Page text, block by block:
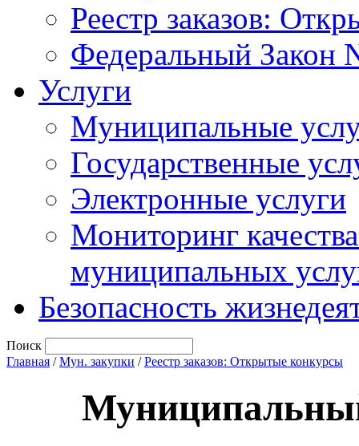
Реестр заказов:
Федеральный Закон
Услуги
Муниципальные
Государственные
Электронные услуги
Мониторинг
муниципальных
Безопасность
Поиск
Главная /Мун. закупки /Реестр заказов: Открытые конкурсы